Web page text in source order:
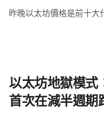
昨晚以太坊價格是前十大
以太坊地獄模式
首次在減半週期